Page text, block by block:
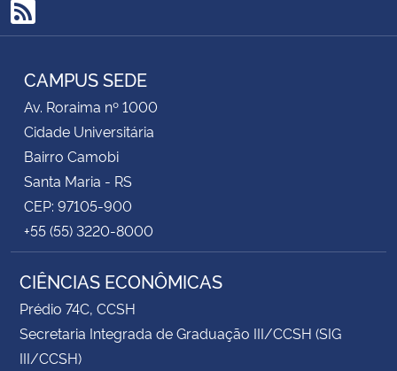
RSS
CAMPUS SEDE
Av. Roraima nº 1000
Cidade Universitária
Bairro Camobi
Santa Maria - RS
CEP: 97105-900
+55 (55) 3220-8000
CIÊNCIAS ECONÔMICAS
Prédio 74C, CCSH
Secretaria Integrada de Graduação III/CCSH (SIG
III/CCSH)